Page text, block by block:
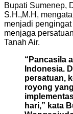
Bupati Sumenep,
S.H.,M.H,
menjadi
menjaga
Tanah Air.
“Pancasila
Indonesia.
persatuan,
royong
hari,” kata